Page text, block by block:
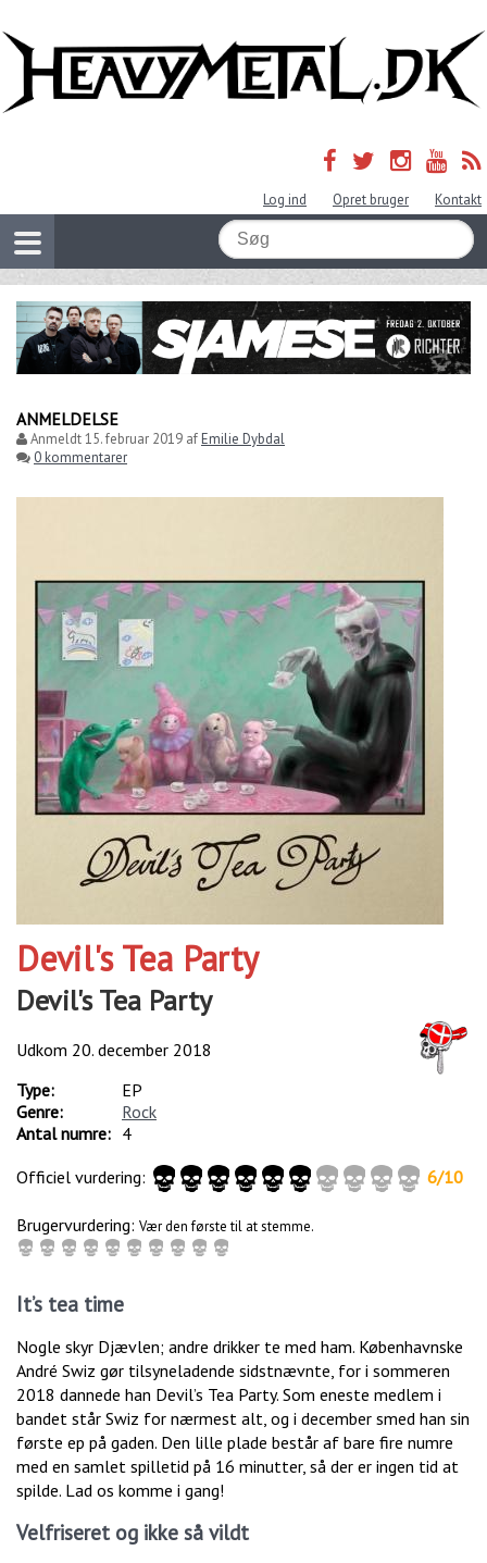
Log ind Opret bruger Kontakt
ANMELDELSE
Anmeldt15. februar 2019 afEmilie Dybdal
0 kommentarer
Devil's Tea Party
Devil's Tea Party
Udkom 20. december 2018
Type:
EP
Genre:
Rock
Antal numre: 4
Officiel vurdering:
6/10
Brugervurdering: Vær den første til at stemme.
It’s tea time
Nogle skyr Djævlen; andre drikker te med ham. Københavnske
André Swiz gør tilsyneladende sidstnævnte, for i sommeren
2018 dannede han Devil’s Tea Party. Som eneste medlem i
bandet står Swiz for nærmest alt, og i december smed han sin
første ep på gaden. Den lille plade består af bare fire numre
med en samlet spilletid på 16 minutter, så der er ingen tid at
spilde. Lad os komme i gang!
Velfriseret og ikke så vildt